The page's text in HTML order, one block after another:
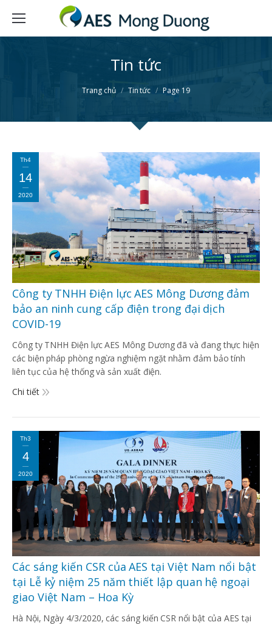
Tin tức
Trang chủ Tin tức Page 19
Th4
14
2020
Công ty TNHH Điện lực AES Mông Dương đảm
bảo an ninh cung cấp điện trong đại dịch
COVID-19
Công ty TNHH Điện lực AES Mông Dương đã và đang thực hiện
các biện pháp phòng ngừa nghiệm ngặt nhằm đảm bảo tính
liên tục của hệ thống và sản xuất điện.
Chi tiết
Th3
4
2020
Các sáng kiến CSR của AES tại Việt Nam nổi bật
tại Lễ kỷ niệm 25 năm thiết lập quan hệ ngoại
giao Việt Nam – Hoa Kỳ
Hà Nội, Ngày 4/3/2020, các sáng kiến CSR nổi bật của AES tại